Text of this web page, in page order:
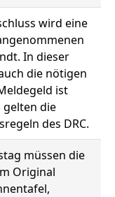
wird eine
In dieser
die nötigen
ist
gelten die
des DRC.
müssen die
Original